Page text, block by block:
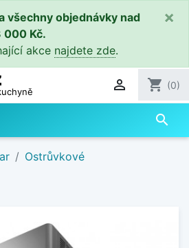
všechny objednávky nad
000 Kč.
akce najdete zde.
×
 shopping_cart (0)
search
Ostrůvkové